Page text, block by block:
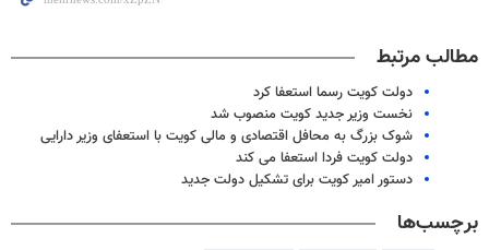
مطالب مرتبط
دولت کویت رسما استعفا کرد
نخست وزیر جدید کویت منصوب شد
شوک بزرگ به محافل اقتصادی و مالی کویت با استعفای وزیر دارایی
دولت کویت فردا استعفا می کند
دستور امیر کویت برای تشکیل دولت جدید
برچسب‌ها